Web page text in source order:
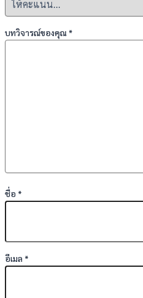
บทวิจารณ์ของคุณ *
ชื่อ *
อีเมล *